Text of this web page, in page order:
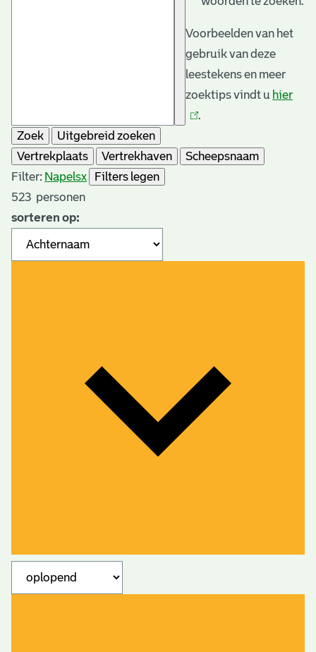
Voorbeelden van het
gebruik van deze
leestekens en meer
zoektips vindt u hier
.
Zoek
Uitgebreid zoeken
Vertrekplaats
Vertrekhaven
Scheepsnaam
Filter: Napelsx
Filters legen
523 personen
sorteren op: